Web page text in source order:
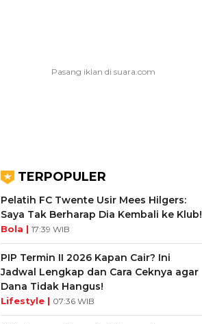
TERPOPULER
Pelatih FC Twente Usir Mees Hilgers:
Saya Tak Berharap Dia Kembali ke Klub!
Bola | 17:39 WIB
PIP Termin II 2026 Kapan Cair? Ini
Jadwal Lengkap dan Cara Ceknya agar
Dana Tidak Hangus!
Lifestyle | 07:36 WIB